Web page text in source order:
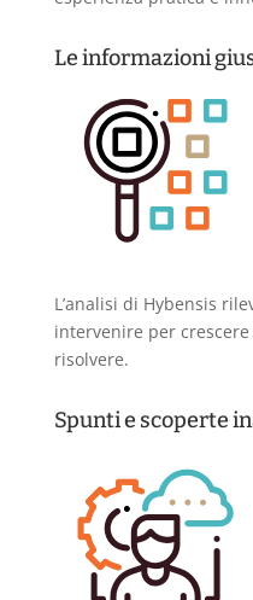
Le informazioni
L’analisi di Hybensis
intervenire per
risolvere.
Spunti e scoperte